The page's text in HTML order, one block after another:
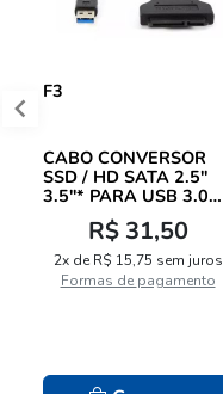
F3
CABO CONVERSOR
SSD / HD SATA 2.5"
3.5"* PARA USB 3.0
R$ 31,50
2x de R$ 15,75 sem juros
Formas de pagamento